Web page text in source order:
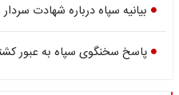
بیانیه سپاه درباره شهادت
پاسخ سخنگوی سپاه به عبور